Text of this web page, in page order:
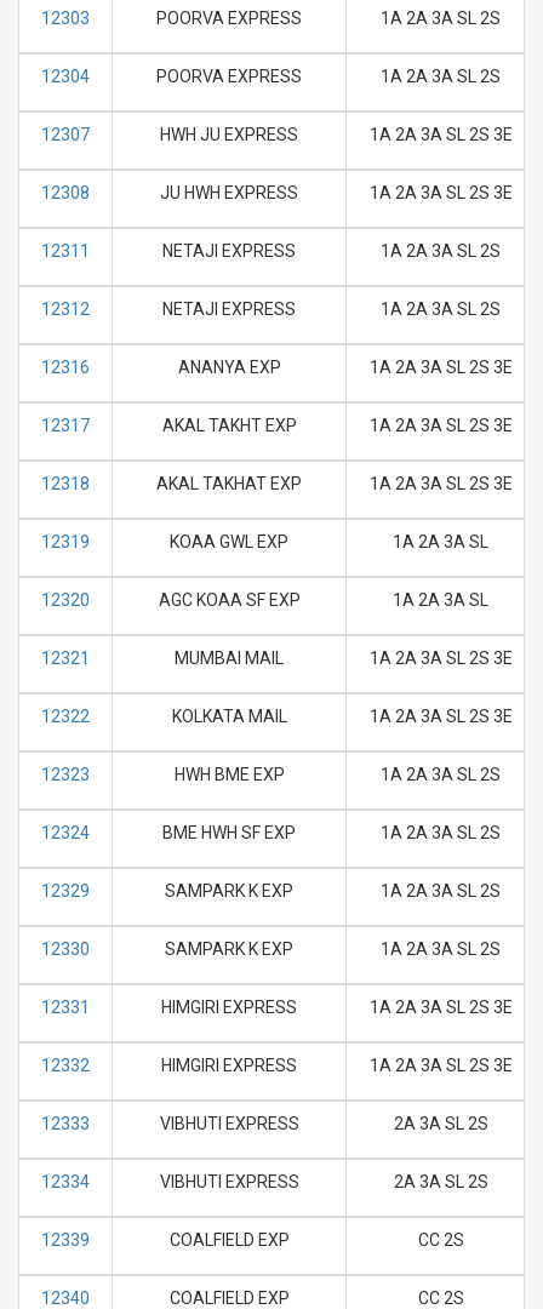
12303 POORVA EXPRESS 1A 2A 3A SL 2S
12304 POORVA EXPRESS 1A 2A 3A SL 2S
12307 HWH JU EXPRESS 1A 2A 3A SL 2S 3E
12308 JU HWH EXPRESS 1A 2A 3A SL 2S 3E
12311 NETAJI EXPRESS 1A 2A 3A SL 2S
12312 NETAJI EXPRESS 1A 2A 3A SL 2S
12316 ANANYA EXP 1A 2A 3A SL 2S 3E
12317 AKAL TAKHT EXP 1A 2A 3A SL 2S 3E
12318 AKAL TAKHAT EXP 1A 2A 3A SL 2S 3E
12319 KOAA GWL EXP 1A 2A 3A SL
12320 AGC KOAA SF EXP 1A 2A 3A SL
12321 MUMBAI MAIL 1A 2A 3A SL 2S 3E
12322 KOLKATA MAIL 1A 2A 3A SL 2S 3E
12323 HWH BME EXP 1A 2A 3A SL 2S
12324 BME HWH SF EXP 1A 2A 3A SL 2S
12329 SAMPARK K EXP 1A 2A 3A SL 2S
12330 SAMPARK K EXP 1A 2A 3A SL 2S
12331 HIMGIRI EXPRESS 1A 2A 3A SL 2S 3E
12332 HIMGIRI EXPRESS 1A 2A 3A SL 2S 3E
12333 VIBHUTI EXPRESS 2A 3A SL 2S
12334 VIBHUTI EXPRESS 2A 3A SL 2S
12339 COALFIELD EXP CC 2S
12340 COALFIELD EXP CC 2S